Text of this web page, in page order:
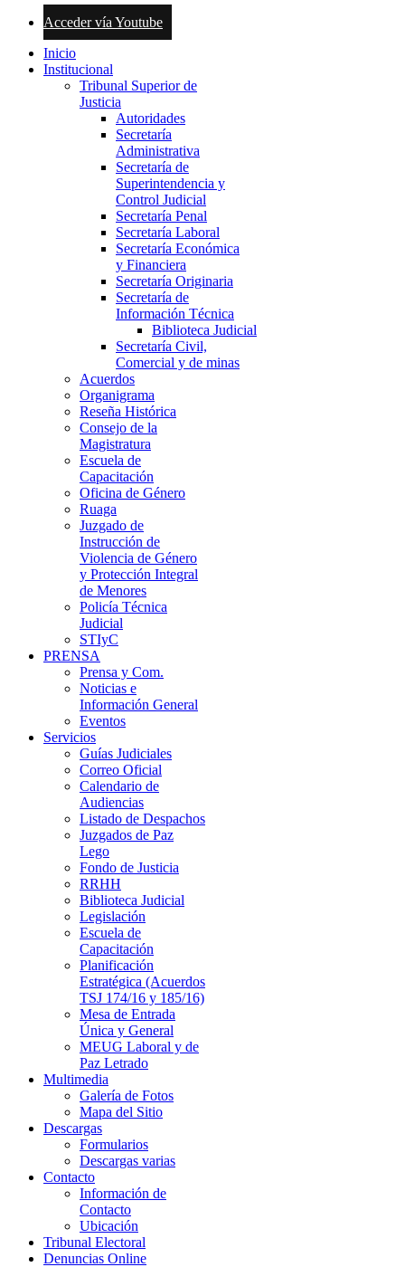
Acceder vía Youtube
Inicio
Institucional
Tribunal Superior de
Justicia
Autoridades
Secretaría
Administrativa
Secretaría de
Superintendencia y
Control Judicial
Secretaría Penal
Secretaría Laboral
Secretaría Económica
y Financiera
Secretaría Originaria
Secretaría de
Información Técnica
Biblioteca Judicial
Secretaría Civil,
Comercial y de minas
Acuerdos
Organigrama
Reseña Histórica
Consejo de la
Magistratura
Escuela de
Capacitación
Oficina de Género
Ruaga
Juzgado de
Instrucción de
Violencia de Género
y Protección Integral
de Menores
Policía Técnica
Judicial
STIyC
PRENSA
Prensa y Com.
Noticias e
Información General
Eventos
Servicios
Guías Judiciales
Correo Oficial
Calendario de
Audiencias
Listado de Despachos
Juzgados de Paz
Lego
Fondo de Justicia
RRHH
Biblioteca Judicial
Legislación
Escuela de
Capacitación
Planificación
Estratégica (Acuerdos
TSJ 174/16 y 185/16)
Mesa de Entrada
Única y General
MEUG Laboral y de
Paz Letrado
Multimedia
Galería de Fotos
Mapa del Sitio
Descargas
Formularios
Descargas varias
Contacto
Información de
Contacto
Ubicación
Tribunal Electoral
Denuncias Online